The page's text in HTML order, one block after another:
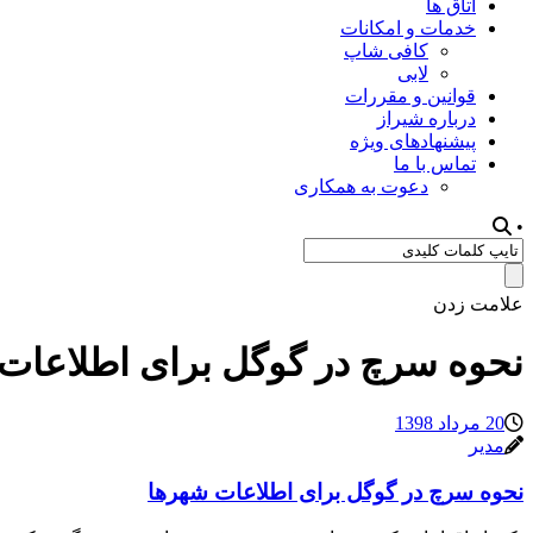
اتاق ها
خدمات و امکانات
کافی شاپ
لابی
قوانین و مقررات
درباره شیراز
پیشنهادهای ویژه
تماس با ما
دعوت به همکاری
•
علامت زدن
نحوه سرچ در گوگل برای
20 مرداد 1398
مدیر
نحوه سرچ در گوگل برای اطلاعات شهرها